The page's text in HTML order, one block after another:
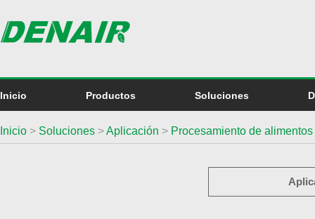
Inicio Productos Soluciones
Inicio > Soluciones >Aplicación > Procesamiento de alimentos